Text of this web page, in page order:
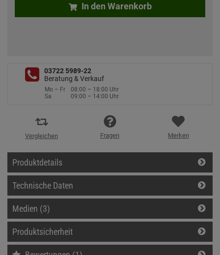
In den Warenkorb
03722 5989-22
Beratung & Verkauf
Mo – Fr
08:00 – 18:00 Uhr
Sa
09:00 – 14:00 Uhr
Vergleichen Fragen Merken
Produktdetails
Technische Daten
Medien (3)
Produktsicherheit